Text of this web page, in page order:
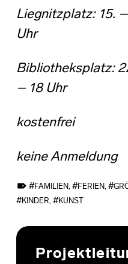
Liegnitzplatz: 15.
Uhr
Bibliotheksplatz:
– 18 Uhr
kostenfrei
keine Anmeldung
FAMILIEN, FERIEN,
KINDER, KUNST
Skip back to main navigation